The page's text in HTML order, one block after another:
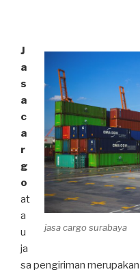
jasa cargo surabaya
J
a
s
a
c
a
r
g
o
at
a
u
ja
sa pengiriman